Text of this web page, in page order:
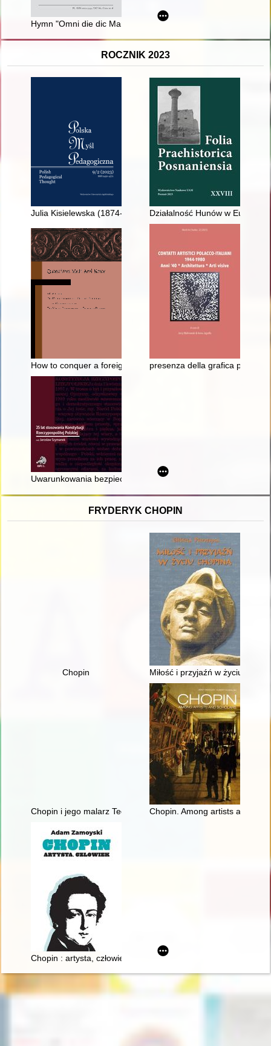
Hymn "Omni die dic Mariae" w kontekście zabiegów z
ROCZNIK 2023
Julia Kisielewska (1874-1943) i jej wkład do praktyki i myśli
Działalność Hunów w Europie
How to conquer a foreign land, or the complicated
presenza della grafica polacca
Uwarunkowania bezpieczeństwa ustrojowego pod rządami
FRYDERYK CHOPIN
Chopin Miłość i przyjaźń w życiu
Chopin i jego malarz Teofil Kwiatkowski (1809-1891).
Chopin. Among artists and
Chopin : artysta, człowiek